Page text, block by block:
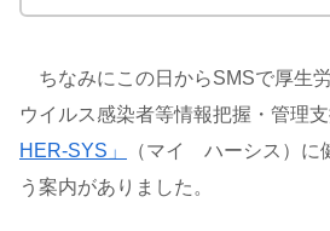
ちなみにこの日からSMSで厚生
ウイルス感染者等情報把握・管理
HER-SYS」
（マイ ハーシス）に
う案内がありました。